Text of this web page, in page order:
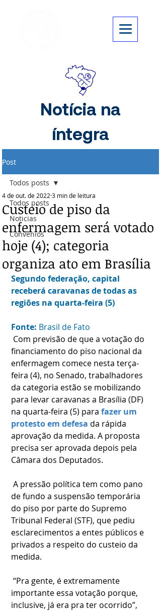
Notícia na
íntegra
Post
Todos posts
Noticias
Convênios
Todos posts
Custeio de piso da
enfermagem será votado
hoje (4); categoria
organiza ato em Brasília
4 de out. de 2022 3 min de leitura
Segundo federação, capital
receberá caravanas de todas as
regiões na quarta-feira (5)
Fonte: Brasil de Fato
financiamento do piso nacional da
enfermagem comece nesta terça-
feira (4), no Senado, trabalhadores
da categoria estão se mobilizando
para levar caravanas a Brasília (DF)
na quarta-feira (5) para fazer um
protesto em defesa da rápida
aprovação da medida. A proposta
precisa ser aprovada depois pela
Câmara dos Deputados.
de fundo a suspensão temporária
do piso por parte do Supremo
Tribunal Federal (STF), que pediu
esclarecimentos a entes públicos e
privados a respeito do custeio da
medida.
importante essa votação porque,
inclusive, já era pra ter ocorrido”,